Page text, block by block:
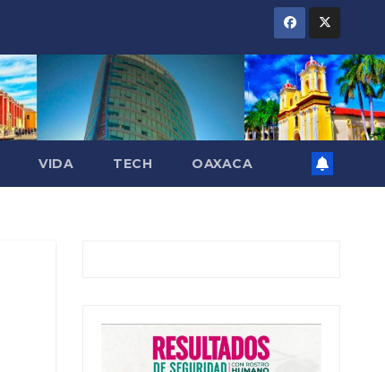
VIDA TECH OAXACA